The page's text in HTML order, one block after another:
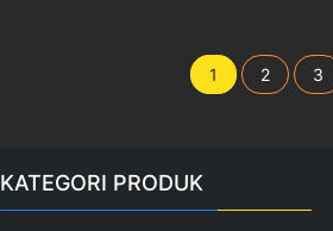
Paginasi
1 2 3
KATEGORI PRODUK